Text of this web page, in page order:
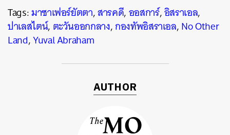
Tags:มาซาเฟอร์ยัตตา,สารคดี,ออสการ์,อิสราเอล,
ปาเลสไตน์, ตะวันออกกลาง,กองทัพอิสราเอล,No Other
Land,Yuval Abraham
AUTHOR